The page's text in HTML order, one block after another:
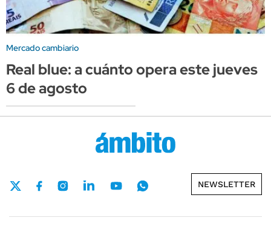
Mercado cambiario
Real blue: a cuánto opera este jueves
6 de agosto
NEWSLETTER